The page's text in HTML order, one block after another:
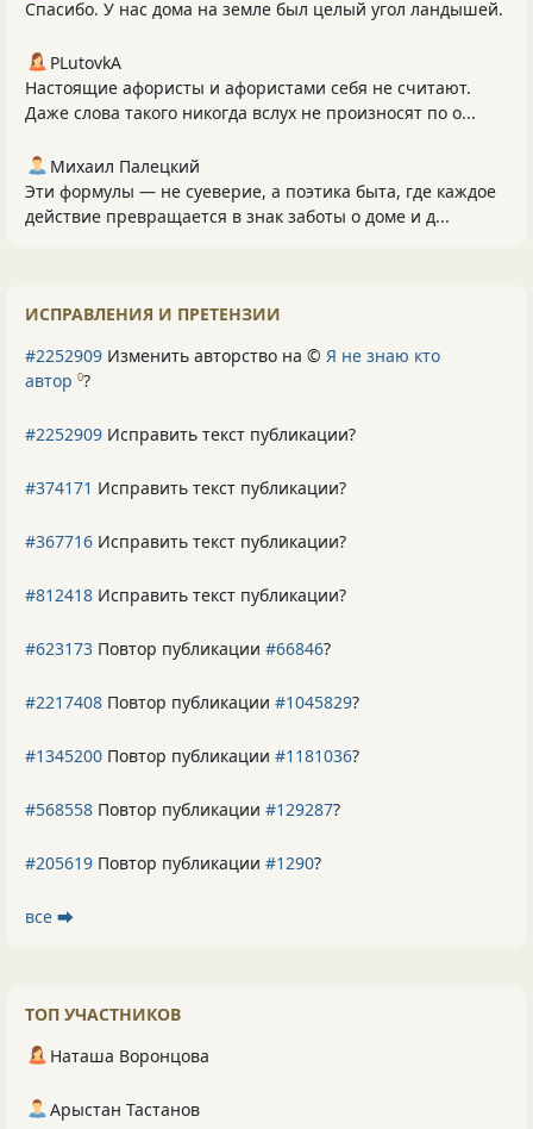
Спасибо. У нас дома на земле был целый угол ландышей.
PLutоvkА
Настоящие афористы и афористами себя не считают.
Даже слова такого никогда вслух не произносят по о...
Михаил Палецкий
Эти формулы — не суеверие, а поэтика быта, где каждое
действие превращается в знак заботы о доме и д...
ИСПРАВЛЕНИЯ И ПРЕТЕНЗИИ
#2252909 Изменить авторство на © Я не знаю кто
автор 0?
#2252909 Исправить текст публикации?
#374171 Исправить текст публикации?
#367716 Исправить текст публикации?
#812418 Исправить текст публикации?
#623173 Повтор публикации #66846?
#2217408 Повтор публикации #1045829?
#1345200 Повтор публикации #1181036?
#568558 Повтор публикации #129287?
#205619 Повтор публикации #1290?
все ⮕
ТОП УЧАСТНИКОВ
Наташа Воронцова
Арыстан Тастанов